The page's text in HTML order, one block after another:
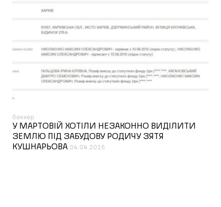
беккер
У МАРТОВІЙ ХОТІЛИ НЕЗАКОННО ВИДІЛИТИ
ЗЕМЛЮ ПІД ЗАБУДОВУ РОДИЧУ ЗЯТЯ
КУШНАРЬОВА 04.04.2016